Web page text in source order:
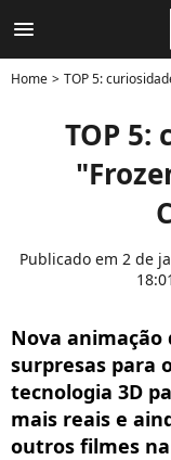
menu
Home TOP 5:
TOP 5:
Publicado em 2 de
18:01
Nova animação
surpresas para
tecnologia 3D
mais reais e
outros filmes